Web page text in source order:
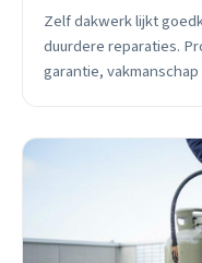
Zelf dakwerk lijkt
duurdere reparaties.
garantie,